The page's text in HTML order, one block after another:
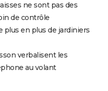
ne sont pas des
de contrôle
plus en plus de jardiniers
verbalisent les
au volant